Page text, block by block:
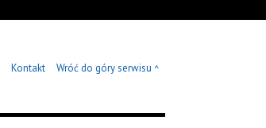
Kontakt Wróć do góry serwisu ^